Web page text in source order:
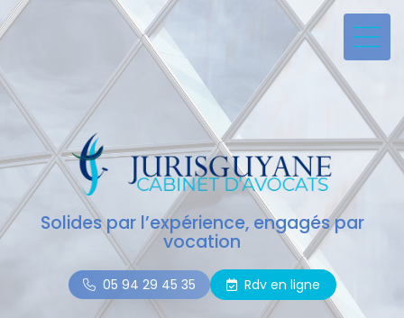
Solides par l’expérience, engagés par
vocation
05 94 29 45 35 Rdv en ligne